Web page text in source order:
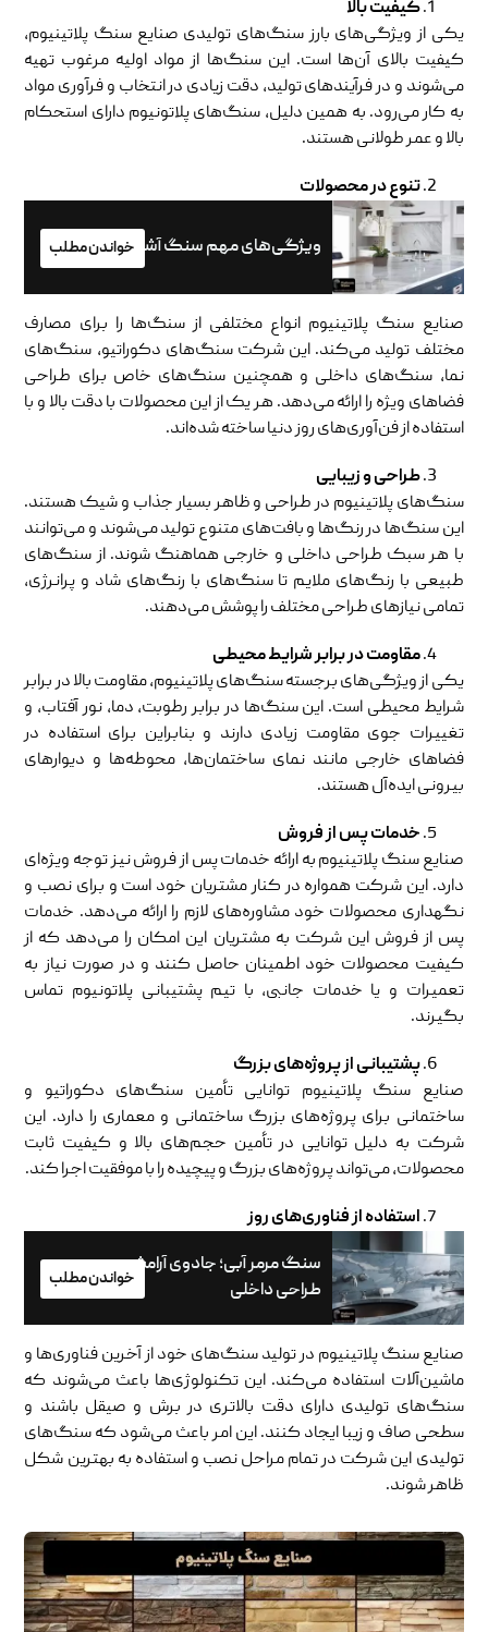
کیفیت بالا
یکی از ویژگی‌های بارز سنگ‌های تولیدی صنایع سنگ پلاتینیوم،
کیفیت بالای آن‌ها است. این سنگ‌ها از مواد اولیه مرغوب تهیه
می‌شوند و در فرآیندهای تولید، دقت زیادی در انتخاب و فرآوری مواد
به کار می‌رود. به همین دلیل، سنگ‌های پلاتونیوم دارای استحکام
بالا و عمر طولانی هستند.
تنوع در محصولات
ویژگی‌های مهم سنگ آشپزخانهخواندن مطلب
صنایع سنگ پلاتینیوم انواع مختلفی از سنگ‌ها را برای مصارف
مختلف تولید می‌کند. این شرکت سنگ‌های دکوراتیو، سنگ‌های
نما، سنگ‌های داخلی و همچنین سنگ‌های خاص برای طراحی
فضاهای ویژه را ارائه می‌دهد. هر یک از این محصولات با دقت بالا و با
استفاده از فن‌آوری‌های روز دنیا ساخته شده‌اند.
طراحی و زیبایی
سنگ‌های پلاتینیوم در طراحی و ظاهر بسیار جذاب و شیک هستند.
این سنگ‌ها در رنگ‌ها و بافت‌های متنوع تولید می‌شوند و می‌توانند
با هر سبک طراحی داخلی و خارجی هماهنگ شوند. از سنگ‌های
طبیعی با رنگ‌های ملایم تا سنگ‌های با رنگ‌های شاد و پرانرژی،
تمامی نیازهای طراحی مختلف را پوشش می‌دهند.
مقاومت در برابر شرایط محیطی
یکی از ویژگی‌های برجسته سنگ‌های پلاتینیوم، مقاومت بالا در برابر
شرایط محیطی است. این سنگ‌ها در برابر رطوبت، دما، نور آفتاب، و
تغییرات جوی مقاومت زیادی دارند و بنابراین برای استفاده در
فضاهای خارجی مانند نمای ساختمان‌ها، محوطه‌ها و دیوارهای
بیرونی ایده‌آل هستند.
خدمات پس از فروش
صنایع سنگ پلاتینیوم به ارائه خدمات پس از فروش نیز توجه ویژه‌ای
دارد. این شرکت همواره در کنار مشتریان خود است و برای نصب و
نگهداری محصولات خود مشاوره‌های لازم را ارائه می‌دهد. خدمات
پس از فروش این شرکت به مشتریان این امکان را می‌دهد که از
کیفیت محصولات خود اطمینان حاصل کنند و در صورت نیاز به
تعمیرات و یا خدمات جانبی، با تیم پشتیبانی پلاتونیوم تماس
بگیرند.
پشتیبانی از پروژه‌های بزرگ
صنایع سنگ پلاتینیوم توانایی تأمین سنگ‌های دکوراتیو و
ساختمانی برای پروژه‌های بزرگ ساختمانی و معماری را دارد. این
شرکت به دلیل توانایی در تأمین حجم‌های بالا و کیفیت ثابت
محصولات، می‌تواند پروژه‌های بزرگ و پیچیده را با موفقیت اجرا کند.
استفاده از فناوری‌های روز
سنگ مرمر آبی؛ جادوی آرامش در
طراحی داخلی
خواندن مطلب
صنایع سنگ پلاتینیوم در تولید سنگ‌های خود از آخرین فناوری‌ها و
ماشین‌آلات استفاده می‌کند. این تکنولوژی‌ها باعث می‌شوند که
سنگ‌های تولیدی دارای دقت بالاتری در برش و صیقل باشند و
سطحی صاف و زیبا ایجاد کنند. این امر باعث می‌شود که سنگ‌های
تولیدی این شرکت در تمام مراحل نصب و استفاده به بهترین شکل
ظاهر شوند.